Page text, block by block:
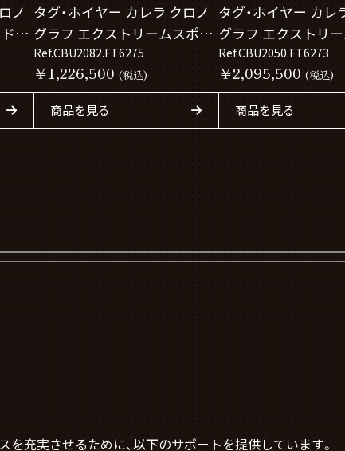
ノ
エ
タグ・ホイヤー カレラ クロノ
グラフ エクストリームスポー
ツ CBU2082.FT6275
Ref.CBU2082.FT6275
￥1,226,500 (税込)
商品を見る
タグ・ホイヤー カレ
グラフ エクストリ
ツ CBU2050.FT6273
Ref.CBU2050.FT6273
￥2,095,500 (税込)
商品を見る
充実させるために、以下のサポートを提供しています。